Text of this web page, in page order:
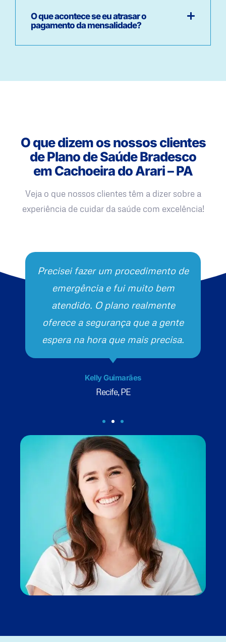
O que acontece se eu atrasar o
pagamento da mensalidade?
O que dizem os nossos clientes
de Plano de Saúde Bradesco
em Cachoeira do Arari – PA
Veja o que nossos clientes têm a dizer sobre a
experiência de cuidar da saúde com excelência!
Precisei fazer um procedimento de
emergência e fui muito bem
atendido. O plano realmente
oferece a segurança que a gente
espera na hora que mais precisa.
Kelly Guimarães
Recife, PE